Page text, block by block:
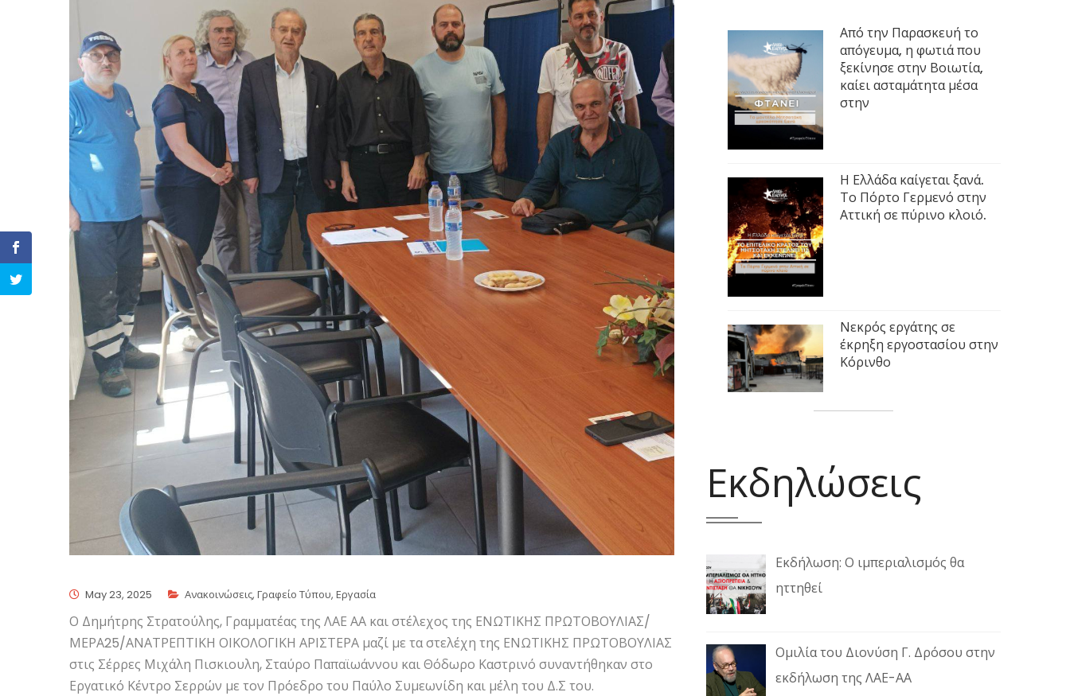
May 23, 2025 Ανακοινώσεις, Γραφείο Τύπου, Εργασία
Ο Δημήτρης Στρατούλης, Γραμματέας της ΛΑΕ ΑΑ και στέλεχος της ΕΝΩΤΙΚΗΣ ΠΡΩΤΟΒΟΥΛΙΑΣ/
ΜΕΡΑ25/ΑΝΑΤΡΕΠΤΙΚΗ ΟΙΚΟΛΟΓΙΚΗ ΑΡΙΣΤΕΡΑ μαζί με τα στελέχη της ΕΝΩΤΙΚΗΣ ΠΡΩΤΟΒΟΥΛΙΑΣ
στις Σέρρες Μιχάλη Πισκιουλη, Σταύρο Παπαϊωάννου και Θόδωρο Καστρινό συναντήθηκαν στο
Εργατικό Κέντρο Σερρών με τον Πρόεδρο του Παύλο Συμεωνίδη και μέλη του Δ.Σ του.
Από την Παρασκευή το
απόγευμα, η φωτιά που
ξεκίνησε στην Βοιωτία,
καίει ασταμάτητα μέσα
στην
Η Ελλάδα καίγεται ξανά.
Το Πόρτο Γερμενό στην
Αττική σε πύρινο κλοιό.
Νεκρός εργάτης σε
έκρηξη εργοστασίου στην
Κόρινθο
Εκδηλώσεις
Εκδήλωση: Ο ιμπεριαλισμός θα
ηττηθεί
Ομιλία του Διονύση Γ. Δρόσου στην
εκδήλωση της ΛΑΕ-ΑΑ